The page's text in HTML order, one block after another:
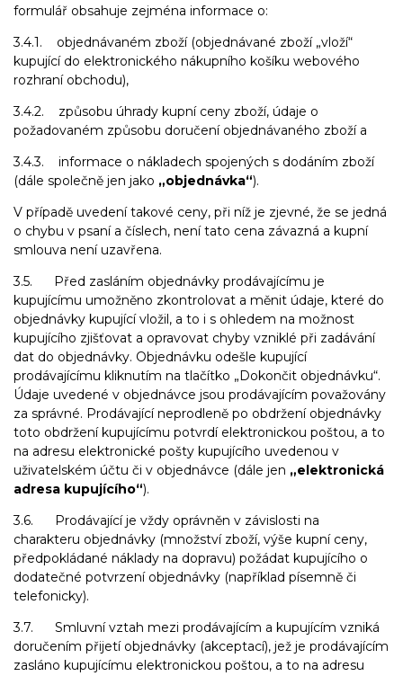
formulář obsahuje zejména informace o:
3.4.1. objednávaném zboží (objednávané zboží „vloží“
kupující do elektronického nákupního košíku webového
rozhraní obchodu),
3.4.2. způsobu úhrady kupní ceny zboží, údaje o
požadovaném způsobu doručení objednávaného zboží a
3.4.3. informace o nákladech spojených s dodáním zboží
(dále společně jen jako „objednávka“).
V případě uvedení takové ceny, při níž je zjevné, že se jedná
o chybu v psaní a číslech, není tato cena závazná a kupní
smlouva není uzavřena.
3.5. Před zasláním objednávky prodávajícímu je
kupujícímu umožněno zkontrolovat a měnit údaje, které do
objednávky kupující vložil, a to i s ohledem na možnost
kupujícího zjišťovat a opravovat chyby vzniklé při zadávání
dat do objednávky. Objednávku odešle kupující
prodávajícímu kliknutím na tlačítko „Dokončit objednávku“.
Údaje uvedené v objednávce jsou prodávajícím považovány
za správné. Prodávající neprodleně po obdržení objednávky
toto obdržení kupujícímu potvrdí elektronickou poštou, a to
na adresu elektronické pošty kupujícího uvedenou v
uživatelském účtu či v objednávce (dále jen „elektronická
adresa kupujícího“).
3.6. Prodávající je vždy oprávněn v závislosti na
charakteru objednávky (množství zboží, výše kupní ceny,
předpokládané náklady na dopravu) požádat kupujícího o
dodatečné potvrzení objednávky (například písemně či
telefonicky).
3.7. Smluvní vztah mezi prodávajícím a kupujícím vzniká
doručením přijetí objednávky (akceptací), jež je prodávajícím
zasláno kupujícímu elektronickou poštou, a to na adresu